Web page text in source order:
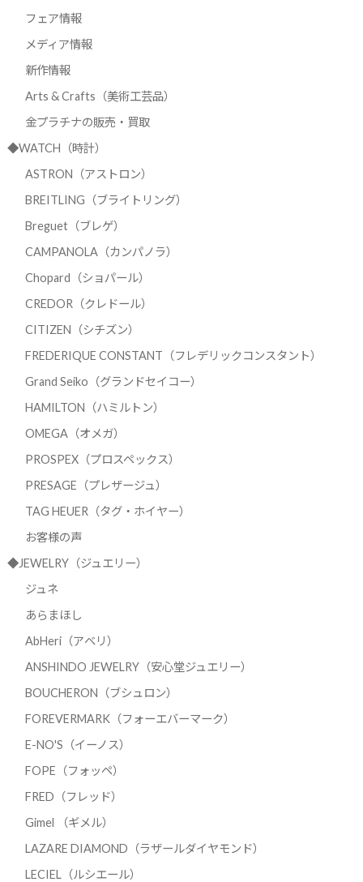
フェア情報
メディア情報
新作情報
Arts & Crafts（美術工芸品）
金プラチナの販売・買取
◆WATCH（時計）
ASTRON（アストロン）
BREITLING（ブライトリング）
Breguet（ブレゲ）
CAMPANOLA（カンパノラ）
Chopard（ショパール）
CREDOR（クレドール）
CITIZEN（シチズン）
FREDERIQUE CONSTANT（フレデリックコンスタント）
Grand Seiko（グランドセイコー）
HAMILTON（ハミルトン）
OMEGA（オメガ）
PROSPEX（プロスペックス）
PRESAGE（プレザージュ）
TAG HEUER（タグ・ホイヤー）
お客様の声
◆JEWELRY（ジュエリー）
ジュネ
あらまほし
AbHeri（アベリ）
ANSHINDO JEWELRY（安心堂ジュエリー）
BOUCHERON（ブシュロン）
FOREVERMARK（フォーエバーマーク）
E-NO'S（イーノス）
FOPE（フォッペ）
FRED（フレッド）
Gimel （ギメル）
LAZARE DIAMOND（ラザールダイヤモンド）
LECIEL（ルシエール）